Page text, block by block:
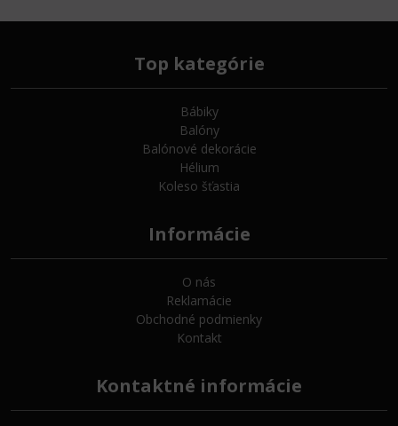
Top kategórie
Bábiky
Balóny
Balónové dekorácie
Hélium
Koleso šťastia
Informácie
O nás
Reklamácie
Obchodné podmienky
Kontakt
Kontaktné informácie